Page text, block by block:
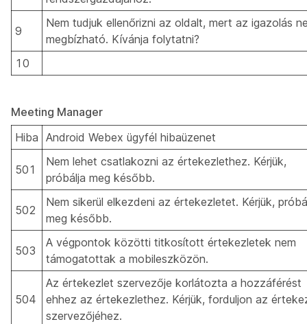
9
Nem tudjuk ellenőrizni az oldalt, mert az igazolás
megbízható. Kívánja folytatni?
10
Meeting Manager
Hiba Android Webex ügyfél hibaüzenet
501
Nem lehet csatlakozni az értekezlethez. Kérjük,
próbálja meg később.
502
Nem sikerül elkezdeni az értekezletet. Kérjük,
meg később.
503
A végpontok közötti titkosított értekezletek nem
támogatottak a mobileszközön.
504
Az értekezlet szervezője korlátozta a hozzáférést
ehhez az értekezlethez. Kérjük, forduljon az
szervezőjéhez.